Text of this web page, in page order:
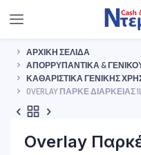
ΑΡΧΙΚΉ ΣΕΛΊΔΑ
ΑΠΟΡΡΥΠΑΝΤΙΚΆ &
ΚΑΘΑΡΙΣΤΙΚΆ ΓΕΝΙΚΉΣ
OVERLAY ΠΑΡΚΈ ΔΙΑΡΚΕΊΑΣ
Overlay